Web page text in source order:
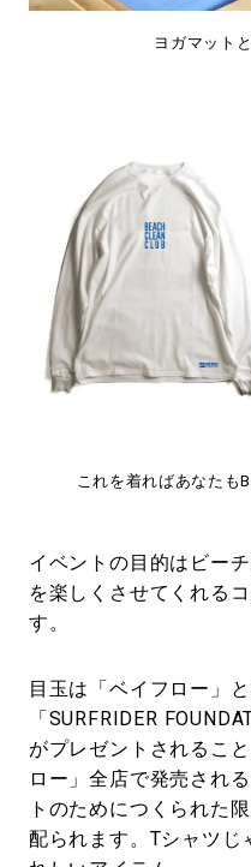
ヨガマット
これを着ればあなたも
イベントの目的はビー
を楽しくさせてくれる
す。
目玉は「ベイフロー」
「SURFRIDER
がプレゼントされるこ
ロー」全店で発売され
トのためにつくられた
配られます。Tシャツじ